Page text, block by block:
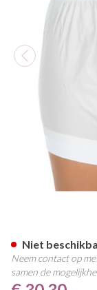
Niet
Neem contact op
samen de